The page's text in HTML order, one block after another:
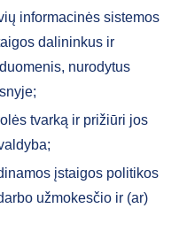
informacinės sistemos
dalininkus ir
nurodytus
tvarką ir prižiūri jos
įstaigos politikos
užmokesčio ir (ar)